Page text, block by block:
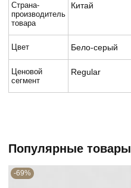
Страна-
производитель
товара
Китай
Цвет Бело-серый
Ценовой
сегмент
Regular
Популярные товары
-69%